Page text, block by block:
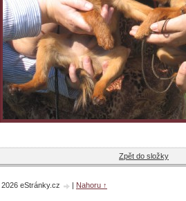
Zpět do složky
eStránky.cz | Nahoru ↑